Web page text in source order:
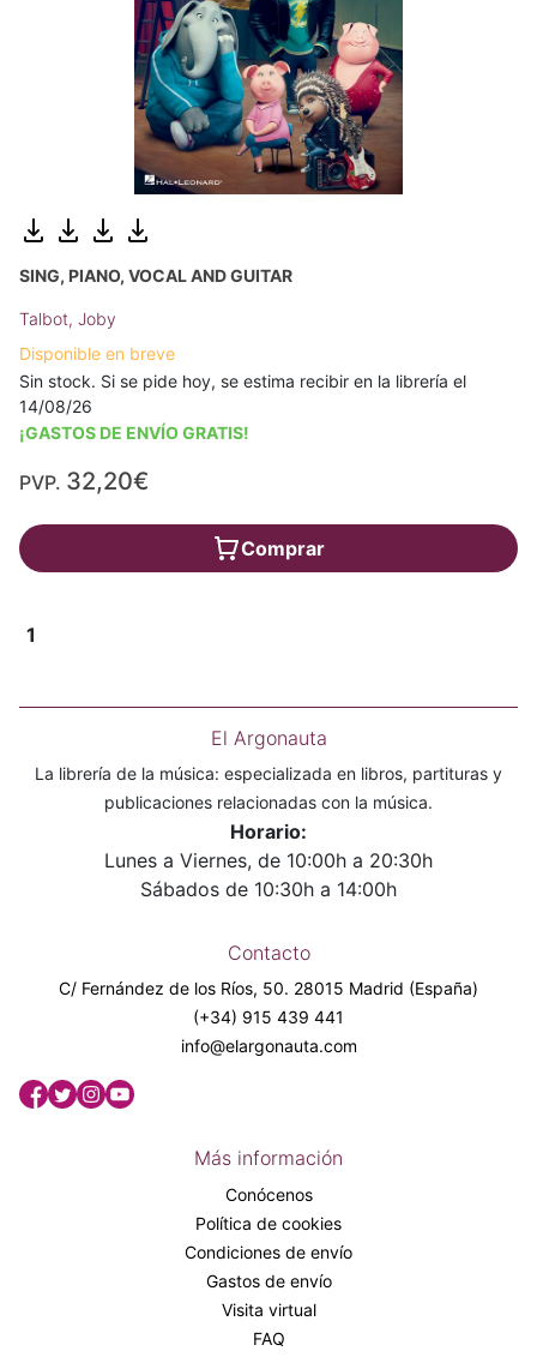
SING, PIANO, VOCAL AND GUITAR
Talbot, Joby
Disponible en breve
Sin stock. Si se pide hoy, se estima recibir en la librería el
14/08/26
¡GASTOS DE ENVÍO GRATIS!
PVP. 32,20€
Comprar
1
El Argonauta
La librería de la música: especializada en libros, partituras y
publicaciones relacionadas con la música.
Horario:
Lunes a Viernes, de 10:00h a 20:30h
Sábados de 10:30h a 14:00h
Contacto
C/ Fernández de los Ríos, 50. 28015 Madrid (España)
(+34) 915 439 441
info@elargonauta.com
Más información
Conócenos
Política de cookies
Condiciones de envío
Gastos de envío
Visita virtual
FAQ